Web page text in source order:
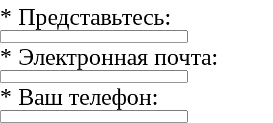
* Представьтесь:
* Электронная почта:
* Ваш телефон: